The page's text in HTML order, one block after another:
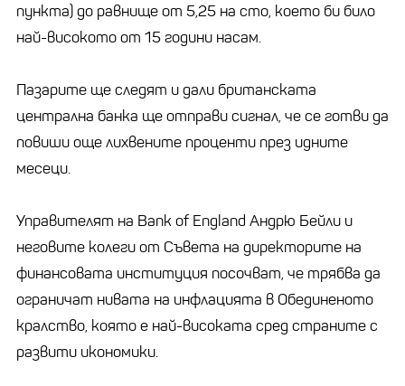
пункта) до равнище от 5,25 на сто, което би било
най-високото от 15 години насам.
Пазарите ще следят и дали британската
централна банка ще отправи сигнал, че се готви да
повиши още лихвените проценти през идните
месеци.
Управителят на Bank of England Андрю Бейли и
неговите колеги от Съвета на директорите на
финансовата институция посочват, че трябва да
ограничат нивата на инфлацията в Обединеното
кралство, която е най-високата сред страните с
развити икономики.